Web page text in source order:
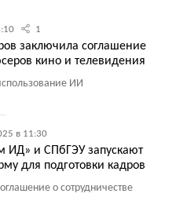
1
заключила соглашение
кино и телевидения
ИИ
в 11:30
ИД» и СПбГЭУ запускают
для подготовки кадров
о сотрудничестве